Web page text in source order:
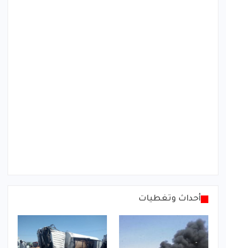
أحداث وتغطيات